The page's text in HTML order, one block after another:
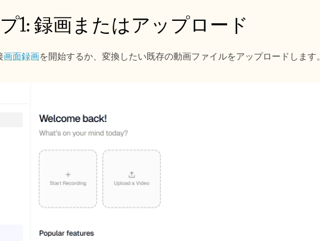
1: 録画またはアップロード
画面録画を開始するか、変換したい既存の動画ファイルをアップロードします。